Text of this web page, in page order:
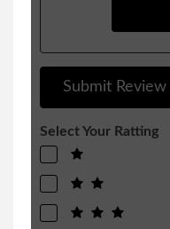
Select Your Ratting